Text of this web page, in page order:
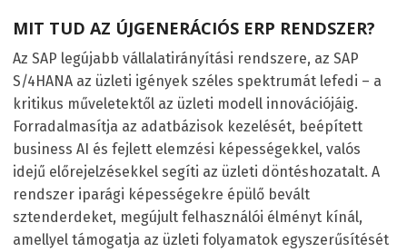
MIT TUD AZ ÚJGENERÁCIÓS ERP RENDSZER?
Az SAP legújabb vállalatirányítási rendszere, az SAP
S/4HANA az üzleti igények széles spektrumát lefedi – a
kritikus műveletektől az üzleti modell innovációjáig.
Forradalmasítja az adatbázisok kezelését, beépített
business AI és fejlett elemzési képességekkel, valós
idejű előrejelzésekkel segíti az üzleti döntéshozatalt. A
rendszer iparági képességekre épülő bevált
sztenderdeket, megújult felhasználói élményt kínál,
amellyel támogatja az üzleti folyamatok egyszerűsítését